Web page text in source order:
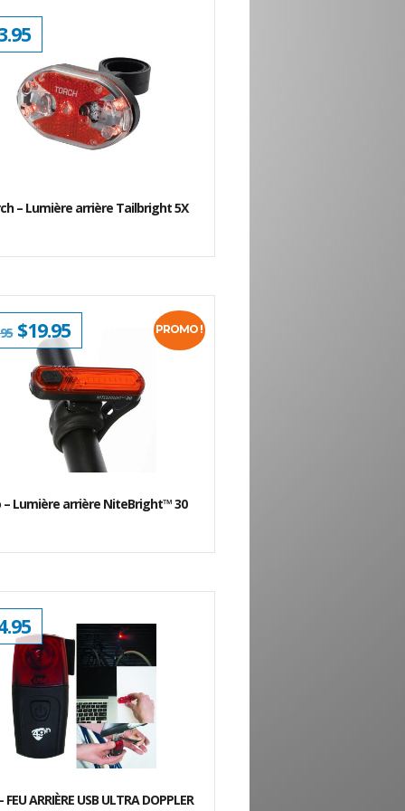
– Lumière arrière Tailbright 5X
PROMO !
– Lumière arrière NiteBright™ 30
LE
PRIX
INITIAL
ÉTAIT :
$29.95.
$19.95LE
PRIX
ACTUEL
EST :
$19.95.
FEU ARRIÈRE USB ULTRA DOPPLER